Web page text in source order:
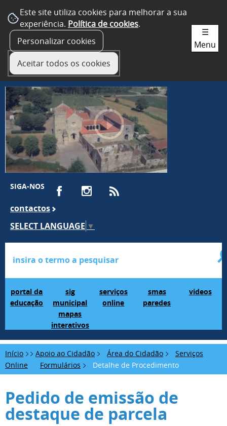
Este site utiliza cookies para melhorar a sua
experiência. Política de cookies.
Personalizar cookies
Aceitar todos os cookies
SIGA-NOS
contactos
SELECT LANGUAGE ▼
portal da
educação
sig
municipal
mapas
interativos
serviços
online
smas
paredes
videos
☰
Menu
Início Apoio ao Cidadão Área do Cidadão
Serviços
Online
Formulários Detalhe de Procedimento
Pedido de emissão de
destaque de parcela